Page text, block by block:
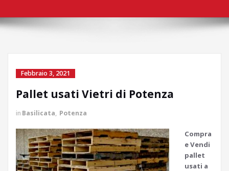
Febbraio 3, 2021
Pallet usati Vietri di Potenza
in Basilicata, Potenza
Compra
e Vendi
pallet
usati a